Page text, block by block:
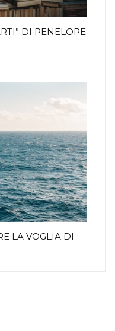
DI PENELOPE
LA VOGLIA DI